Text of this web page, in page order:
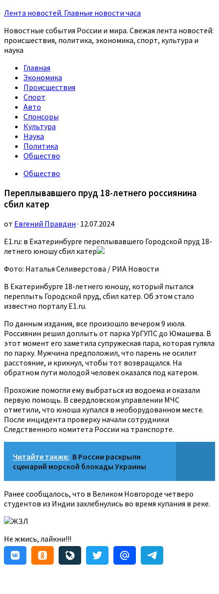
Лента новостей. Главные новости часа
Новостные события России и мира. Свежая лента новостей:
происшествия, политика, экономика, спорт, культура и
наука
Главная
Экономика
Происшествия
Спорт
Авто
Спонсоры
Культура
Наука
Политика
Общество
Общество
Переплывавшего пруд 18-летнего россиянина
сбил катер
от Евгений Правдин · 12.07.2024
Е1.ru: в Екатеринбурге переплывавшего Городской пруд 18-
летнего юношу сбил катер
Фото: Наталья Селиверстова / РИА Новости
В Екатеринбурге 18-летнего юношу, который пытался
переплыть Городской пруд, сбил катер. Об этом стало
известно порталу Е1.ru.
По данным издания, все произошло вечером 9 июля.
Россиянин решил доплыть от парка УрГУПС до Юмашева. В
этот момент его заметила супружеская пара, которая гуляла
по парку. Мужчина предположил, что парень не осилит
расстояние, и крикнул, чтобы тот возвращался. На
обратном пути молодой человек оказался под катером.
Прохожие помогли ему выбраться из водоема и оказали
первую помощь. В свердловском управлении МЧС
отметили, что юноша купался в необорудованном месте.
После инцидента проверку начали сотрудники
Следственного комитета России на транспорте.
Читайте также: В России раскрыли
сценарий морской блокады Украины
Ранее сообщалось, что в Великом Новгороде четверо
студентов из Индии захлебнулись во время купания в реке.
ЖЗЛ
Не жмись, лайкни!!!